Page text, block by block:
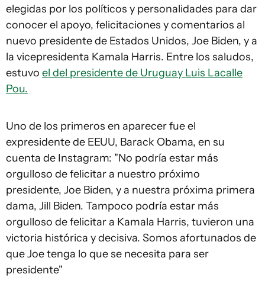
elegidas por los políticos y personalidades para dar
conocer el apoyo, felicitaciones y comentarios al
nuevo presidente de Estados Unidos, Joe Biden, y a
la vicepresidenta Kamala Harris. Entre los saludos,
estuvo el del presidente de Uruguay Luis Lacalle
Pou.
Uno de los primeros en aparecer fue el
expresidente de EEUU, Barack Obama, en su
cuenta de Instagram: "No podría estar más
orgulloso de felicitar a nuestro próximo
presidente, Joe Biden, y a nuestra próxima primera
dama, Jill Biden. Tampoco podría estar más
orgulloso de felicitar a Kamala Harris, tuvieron una
victoria histórica y decisiva. Somos afortunados de
que Joe tenga lo que se necesita para ser
presidente"